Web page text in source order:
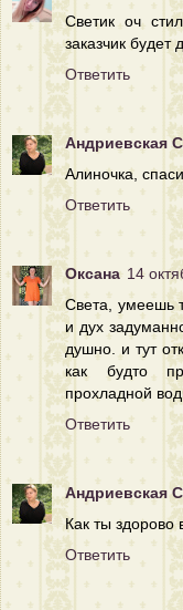
Светик оч
заказчик будет
Ответить
Андриевская
Алиночка,
Ответить
Оксана 14
Света, умеешь
и дух
душно. и тут
как будто
прохладной
Ответить
Андриевская
Как ты здорово
Ответить